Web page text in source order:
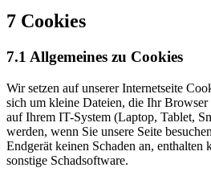
7 Cookies
7.1 Allgemeines zu Cookies
Wir setzen auf unserer Internetseite
sich um kleine Dateien, die Ihr Browser
auf Ihrem IT-System (Laptop, Tablet,
werden, wenn Sie unsere Seite
Endgerät keinen Schaden an, enthalten
sonstige Schadsoftware.